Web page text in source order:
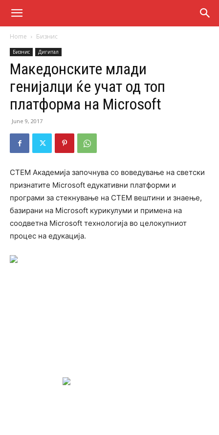
Home Бизнис
Бизнис Дигитал
Македонските млади
генијалци ќе учат од топ
платформа на Microsoft
June 9, 2017
СТЕМ Академија започнува со воведување на светски
признатите Microsoft едукативни платформи и
програми за стекнување на СТЕМ вештини и знаење,
базирани на Microsoft курикулуми и примена на
соодветна Microsoft технологија во целокупниот
процес на едукација.